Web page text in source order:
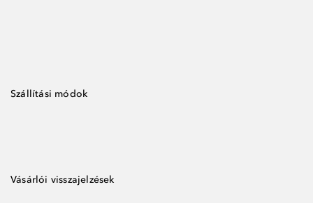
Szállítási módok
Vásárlói visszajelzések